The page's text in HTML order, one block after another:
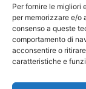
Per fornire le migliori
per memorizzare e/o
consenso a queste
comportamento di
acconsentire o
caratteristiche e
l’intento di creare
riferimento per
“fondatori” ci